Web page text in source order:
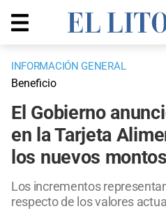
INFORMACIÓN GENERAL
Beneficio
El Gobierno
en la Tarjeta
los nuevos montos
Los incrementos
respecto de los valores